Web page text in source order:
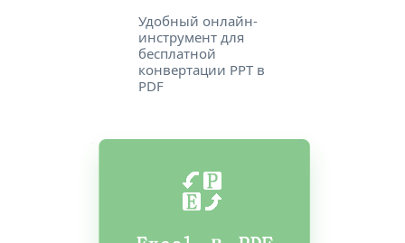
Удобный онлайн-
инструмент для
бесплатной
конвертации PPT в
PDF